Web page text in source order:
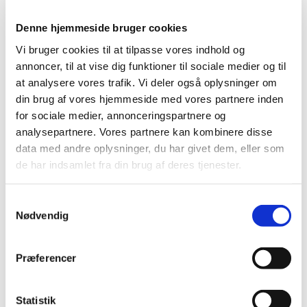
Denne hjemmeside bruger cookies
Vi bruger cookies til at tilpasse vores indhold og
annoncer, til at vise dig funktioner til sociale medier og til
at analysere vores trafik. Vi deler også oplysninger om
din brug af vores hjemmeside med vores partnere inden
for sociale medier, annonceringspartnere og
analysepartnere. Vores partnere kan kombinere disse
data med andre oplysninger, du har givet dem, eller som
de har indsamlet fra din brug af deres tjenester.
Nødvendig
Præferencer
Statistik
Interaktivt kort over kliniske forsøg i EU er nu
opdateret med alle EU-sprog
|29. oktober 2025|
Det interaktive kort, der tilbyder både patienter,
sundhedsprofessionelle og alle andre et hurtigt aktuelt
Forstå forventningerne til sponsorrollen: Nyt
Q&A og opdateret protokolskabelon
|27. oktober 2025|
Se her Lægemiddelstyrelsens nye Q&A dokument, der
forklarer sponsorrollen, samt vores opdaterede
Lægemiddelstyrelsen styrker dialog med